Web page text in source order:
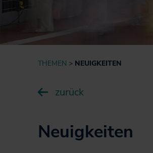
Schiene
THEMEN NEUIGKEITEN
zurück
Neuigkeiten